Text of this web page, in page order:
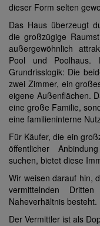
dieser Form selten
Das Haus überzeugt
die großzügige
außergewöhnlich
Pool und Poolhaus.
Grundrisslogik: Die
zwei Zimmer, ein
eigene Außenflächen.
eine große Familie,
eine familieninterne
Für Käufer, die ein
öffentlicher
suchen, bietet diese
Wir weisen darauf hin,
vermittelnden
Naheverhältnis besteht.
Der Vermittler ist als